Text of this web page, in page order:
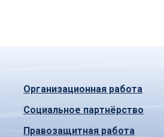
Организационная работа
Социальное партнёрство
Правозащитная работа